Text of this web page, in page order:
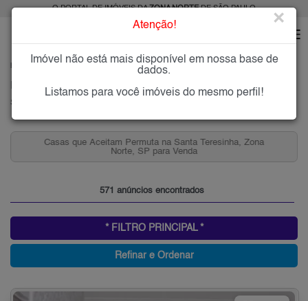
O PORTAL DE IMÓVEIS DAZONA NORTEDE SÃO PAULO
SANTA TERESINHA
Imóveis à Venda na Santa Teresinha, Zona Norte de São Paulo
Santa Teresinha, Zona Norte
Casas que Aceitam Permuta na Santa Teresinha, Zona
Norte, SP para Venda
571 anúncios encontrados
* FILTRO PRINCIPAL *
Refinar e Ordenar
Atenção! ×
Imóvel não está mais disponível em nossa base de
dados.
Listamos para você imóveis do mesmo perfil!